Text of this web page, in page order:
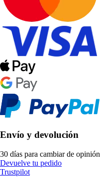
Envío y devolución
30 días para cambiar de opinión
Devuelve tu pedido
Trustpilot